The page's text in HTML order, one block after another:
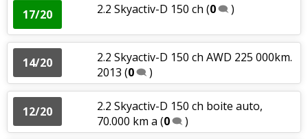
17/20 2.2 Skyactiv-D 150 ch (0 )
14/20
2.2 Skyactiv-D 150 ch AWD 225 000km.
2013 (0 )
12/20
2.2 Skyactiv-D 150 ch boite auto,
70.000 km a (0 )